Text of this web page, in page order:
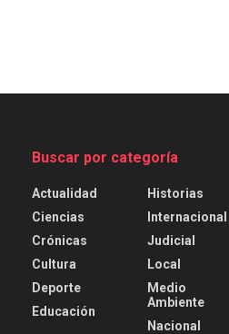
Buscar por categoría
Actualidad
Ciencias
Crónicas
Cultura
Deporte
Educación
Historias
Internacional
Judicial
Local
Medio
Ambiente
Nacional